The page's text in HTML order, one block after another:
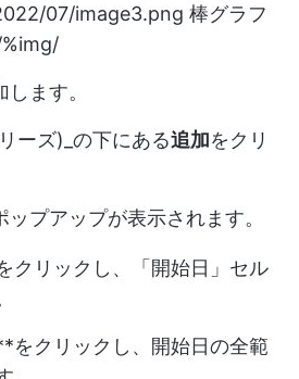
07/image3.png 棒グラフ
ます。
ーズ)_の下にある追加をクリ
プアップが表示されます。
クリックし、「開始日」セル
をクリックし、開始日の全範